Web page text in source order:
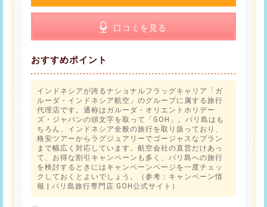
口コミを見る
おすすめポイント
インドネシアが誇るナショナルフラッグキャリア「ガ
ルーダ・インドネシア航空」のグループに属する旅行
代理店です。通称はガルーダ・オリエントホリデー
ズ・ジャパンの頭文字を取って「GOH」。バリ島はも
ちろん、インドネシア全般の旅行を取り扱っており、
格安ツアーからラグジュアリーでゴージャスなプラン
まで幅広く対応しています。航空会社の直営だけあっ
て、お得な割引キャンペーンも多く、バリ島への旅行
を検討するときにはキャンペーンページを一度チェッ
クしておくとよいでしょう。（参考： キャンペーン情
報 | バリ島旅行専門店 GOH公式サイト ）